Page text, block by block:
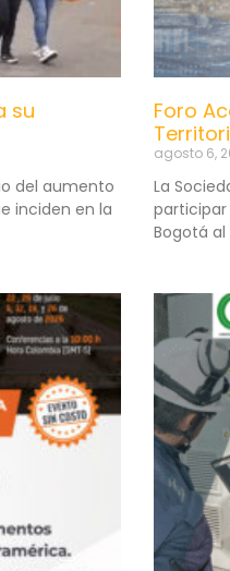
su
del aumento
inciden en la
Foro
agosto 6,
La
participar
Bogotá